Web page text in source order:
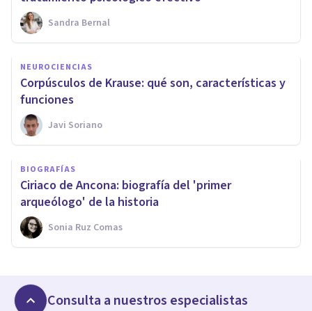
Sandra Bernal
NEUROCIENCIAS
Corpúsculos de Krause: qué son, características y
funciones
Javi Soriano
BIOGRAFÍAS
Ciriaco de Ancona: biografía del 'primer
arqueólogo' de la historia
Sonia Ruz Comas
Consulta a nuestros especialistas